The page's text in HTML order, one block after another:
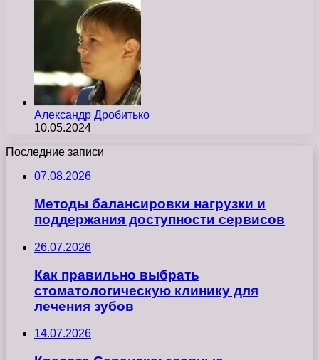
Александр Дробитько
10.05.2024
Последние записи
07.08.2026
Методы балансировки нагрузки и
поддержания доступности сервисов
26.07.2026
Как правильно выбрать
стоматологическую клинику для
лечения зубов
14.07.2026